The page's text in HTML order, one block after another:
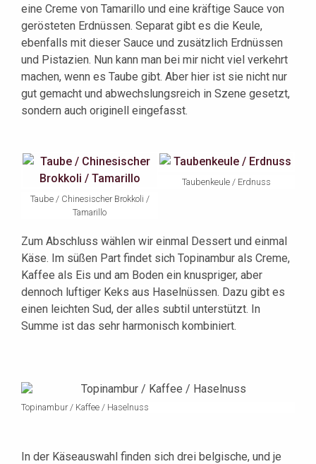
eine Creme von Tamarillo und eine kräftige Sauce von
gerösteten Erdnüssen. Separat gibt es die Keule,
ebenfalls mit dieser Sauce und zusätzlich Erdnüssen
und Pistazien. Nun kann man bei mir nicht viel verkehrt
machen, wenn es Taube gibt. Aber hier ist sie nicht nur
gut gemacht und abwechslungsreich in Szene gesetzt,
sondern auch originell eingefasst.
Taube / Chinesischer Brokkoli /
Tamarillo
Taubenkeule / Erdnuss
Zum Abschluss wählen wir einmal Dessert und einmal
Käse. Im süßen Part findet sich Topinambur als Creme,
Kaffee als Eis und am Boden ein knuspriger, aber
dennoch luftiger Keks aus Haselnüssen. Dazu gibt es
einen leichten Sud, der alles subtil unterstützt. In
Summe ist das sehr harmonisch kombiniert.
Topinambur / Kaffee / Haselnuss
In der Käseauswahl finden sich drei belgische, und je